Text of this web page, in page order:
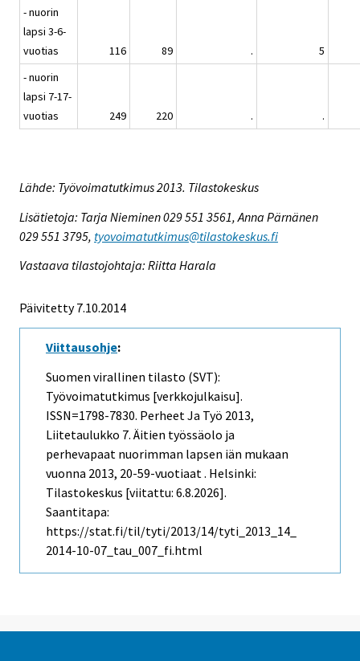
- nuorin
lapsi 3-6-
vuotias
116 89 .
5
- nuorin
lapsi 7-17-
vuotias
249 220 . .
Lähde: Työvoimatutkimus 2013. Tilastokeskus
Lisätietoja: Tarja Nieminen 029 551 3561, Anna Pärnänen
029 551 3795, tyovoimatutkimus@tilastokeskus.fi
Vastaava tilastojohtaja: Riitta Harala
Päivitetty 7.10.2014
Viittausohje:
Suomen virallinen tilasto (SVT):
Työvoimatutkimus [verkkojulkaisu].
ISSN=1798-7830. Perheet Ja Työ 2013,
Liitetaulukko 7. Äitien työssäolo ja
perhevapaat nuorimman lapsen iän mukaan
vuonna 2013, 20-59-vuotiaat . Helsinki:
Tilastokeskus [viitattu: 6.8.2026].
Saantitapa:
https://stat.fi/til/tyti/2013/14/tyti_2013_14_
2014-10-07_tau_007_fi.html